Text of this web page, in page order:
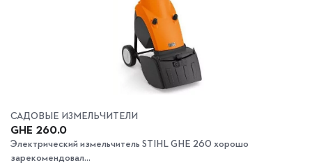
САДОВЫЕ ИЗМЕЛЬЧИТЕЛИ
GHE 260.0
Электрический измельчитель STIHL GHE 260 хорошо
зарекомендовал...